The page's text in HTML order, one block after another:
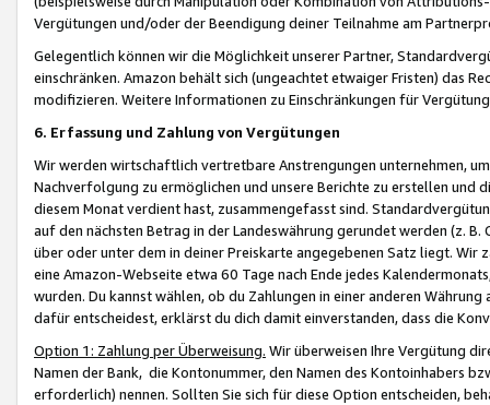
Vergütungen und/oder der Beendigung deiner Teilnahme am
Gelegentlich können wir die Möglichkeit unserer Partner,
einschränken. Amazon behält sich (ungeachtet etwaiger Fristen) das
modifizieren. Weitere Informationen zu Einschränkungen für
6. Erfassung und Zahlung von Vergütungen
Wir werden wirtschaftlich vertretbare Anstrengungen unternehmen,
Nachverfolgung zu ermöglichen und unsere Berichte zu erstellen und
diesem Monat verdient hast, zusammengefasst sind.
auf den nächsten Betrag in der Landeswährung gerundet werden (z.
über oder unter dem in deiner Preiskarte angegebenen Satz liegt.
eine Amazon-Webseite etwa 60 Tage nach Ende jedes
wurden. Du kannst wählen, ob du Zahlungen in einer anderen
dafür entscheidest, erklärst du dich damit einverstanden, dass die
Option 1: Zahlung per Überweisung. Wir überweisen Ihre Vergütung
Namen der Bank, die Kontonummer, den Namen des Kontoinhabers
erforderlich) nennen. Sollten Sie sich für diese Option entscheiden,